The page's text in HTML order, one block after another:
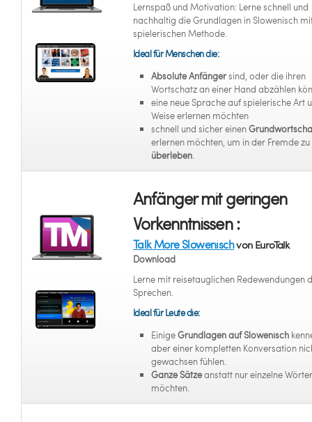
Lernspaß und Motivation: Lerne schnell und
nachhaltig die Grundlagen in Slowenisch
spielerischen Methode.
Ideal für Menschen die:
Absolute Anfängersind, oder die ihren
Wortschatz an einer Hand abzählen
eine neue Sprache auf spielerische Art
Weise erlernen möchten
schnell und sicher einen
erlernen möchten, um in der Fremde zu
überleben.
Anfänger mit geringen
Vorkenntnissen :
Talk More Slowenischvon EuroTalk
Download
Lerne mit reisetauglichen Redewendungen
Sprechen.
Ideal für Leute die:
EinigeGrundlagen auf Slowenisch
aber einer kompletten Konversation
gewachsen fühlen.
Ganze Sätzeanstatt nur einzelne
möchten.